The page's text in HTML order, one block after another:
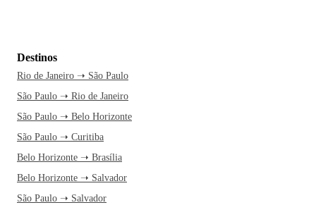
Destinos
Rio de Janeiro ➝ São Paulo
São Paulo ➝ Rio de Janeiro
São Paulo ➝ Belo Horizonte
São Paulo ➝ Curitiba
Belo Horizonte ➝ Brasília
Belo Horizonte ➝ Salvador
São Paulo ➝ Salvador